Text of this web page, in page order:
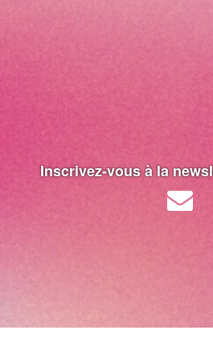
Inscrivez-vous à la